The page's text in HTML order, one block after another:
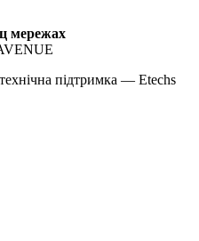
мережах
технічна підтримка — Etechs